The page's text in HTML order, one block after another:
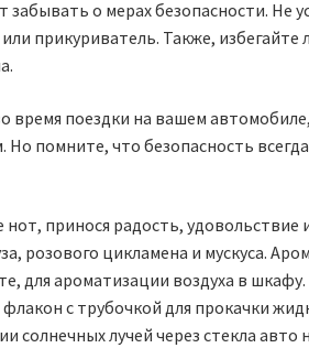
о мерах безопасности. Не
прикуриватель. Также, избегайте
время поездки на вашем
помните, что безопасность
принося радость, удовольствие
розового цикламена и мускуса.
для ароматизации воздуха в
с трубочкой для прокачки
лучей через стекла авто